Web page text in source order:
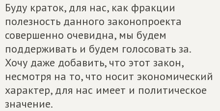
Буду краток, для нас, как фракции
полезность данного законопроекта
совершенно очевидна, мы будем
поддерживать и будем голосовать за.
Хочу даже добавить, что этот закон,
несмотря на то, что носит экономический
характер, для нас имеет и политическое
значение.